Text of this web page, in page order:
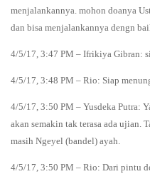
menjalankannya. mohon doanya
dan bisa menjalankannya dengn
4/5/17, 3:47 PM – Ifrikiya Gibran:
4/5/17, 3:48 PM – Rio: Siap
4/5/17, 3:50 PM – Yusdeka Putra:
akan semakin tak terasa ada ujian.
masih Ngeyel (bandel) ayah.
4/5/17, 3:50 PM – Rio: Dari pintu